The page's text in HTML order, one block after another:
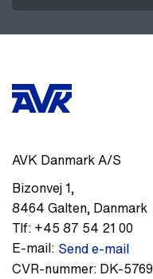
AVK Danmark A/S
Bizonvej 1,
8464 Galten, Danmark
Tlf: +45 87 54 21 00
E-mail: Send e-mail
CVR-nummer: DK-